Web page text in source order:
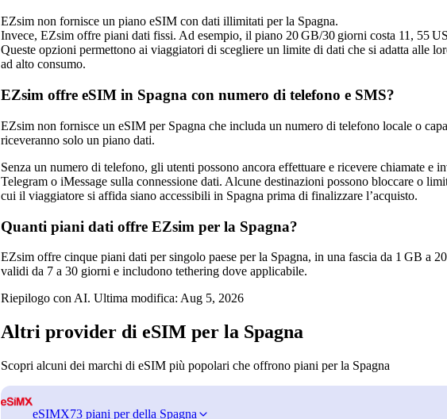
EZsim non fornisce un piano eSIM con dati illimitati per la Spagna.
Invece, EZsim offre piani dati fissi. Ad esempio, il piano 20 GB/30 giorni costa 11, 55
Queste opzioni permettono ai viaggiatori di scegliere un limite di dati che si adatta alle
ad alto consumo.
EZsim offre eSIM in Spagna con numero di telefono e SMS?
EZsim non fornisce un eSIM per Spagna che includa un numero di telefono locale o
riceveranno solo un piano dati.
Senza un numero di telefono, gli utenti possono ancora effettuare e ricevere chiamate
Telegram o iMessage sulla connessione dati. Alcune destinazioni possono bloccare o
cui il viaggiatore si affida siano accessibili in Spagna prima di finalizzare l’acquisto.
Quanti piani dati offre EZsim per la Spagna?
EZsim offre cinque piani dati per singolo paese per la Spagna, in una fascia da 1 GB a
validi da 7 a 30 giorni e includono tethering dove applicabile.
Riepilogo con AI. Ultima modifica: Aug 5, 2026
Altri provider di eSIM per la Spagna
Scopri alcuni dei marchi di eSIM più popolari che offrono piani per la Spagna
eSIMX73 piani per della Spagna